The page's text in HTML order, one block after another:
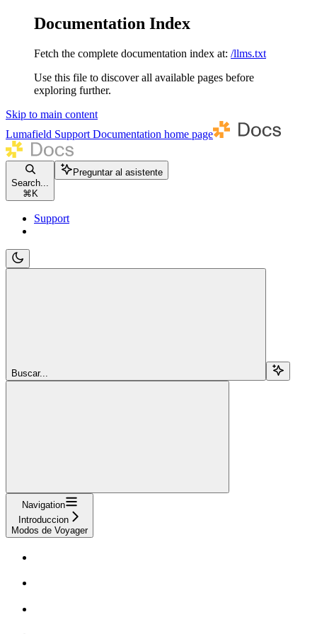
Documentation Index
Fetch the complete documentation index at: /llms.txt
Use this file to discover all available pages before
exploring further.
Skip to main content
Lumafield Support Documentation home page
Search...
⌘ K
Preguntar al asistente
Support
Buscar...
Navigation
Introduccion
Modos de Voyager